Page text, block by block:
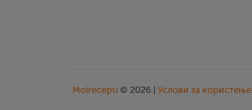
Moirecepti © 2026 | Услови за користење